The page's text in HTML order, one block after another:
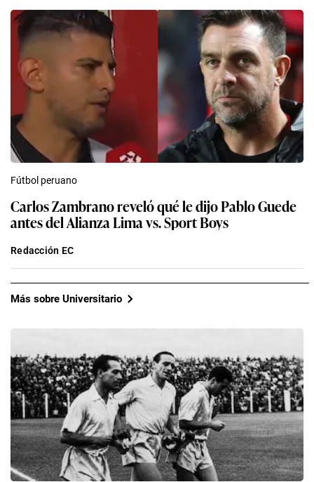
Fútbol peruano
Carlos Zambrano reveló qué le dijo Pablo Guede
antes del Alianza Lima vs. Sport Boys
Redacción EC
Más sobre Universitario